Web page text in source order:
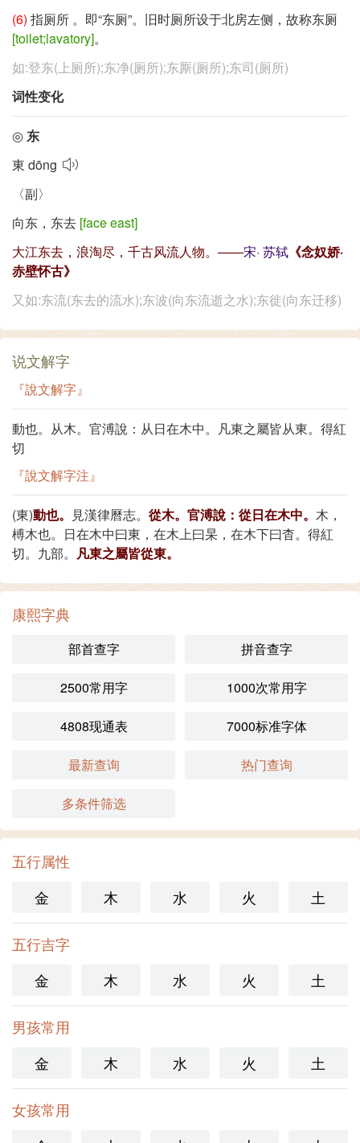
(6) 指厕所 。即“东厕”。旧时厕所设于北房左侧，故称东厕
[toilet;lavatory]。
如:登东(上厕所);东净(厕所);东厮(厕所);东司(厕所)
词性变化
◎ 东
東 dōng
〈副〉
向东，东去 [face east]
大江东去，浪淘尽，千古风流人物。——宋· 苏轼 《念奴娇·
赤壁怀古》
又如:东流(东去的流水);东波(向东流逝之水);东徙(向东迁移)
说文解字
『說文解字』
動也。从木。官溥說：从日在木中。凡東之屬皆从東。得紅
切
『說文解字注』
(東)動也。 見漢律曆志。 從木。官溥說：從日在木中。 木，
榑木也。日在木中曰東，在木上曰杲，在木下曰杳。得紅
切。九部。 凡東之屬皆從東。
康熙字典
部首查字 拼音查字
2500常用字 1000次常用字
4808现通表 7000标准字体
最新查询 热门查询
多条件筛选
五行属性
金
木 水 火 土
五行吉字
金
木 水 火 土
男孩常用
金
木 水 火 土
女孩常用